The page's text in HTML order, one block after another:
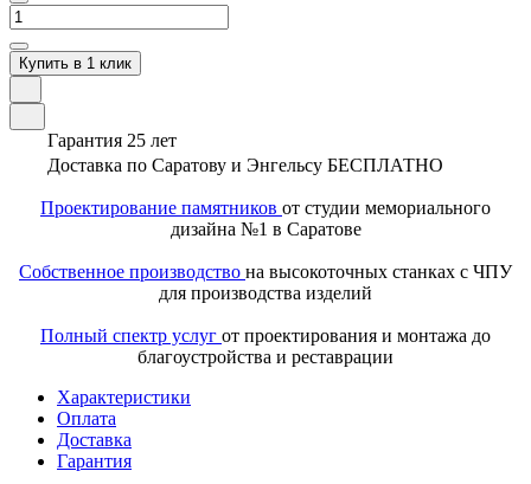
Купить в 1 клик
Гарантия 25 лет
Доставка по Саратову и Энгельсу БЕСПЛАТНО
Проектирование памятников от студии мемориального
дизайна №1 в Саратове
Собственное производство на высокоточных станках с ЧПУ
для производства изделий
Полный спектр услуг от проектирования и монтажа до
благоустройства и реставрации
Характеристики
Оплата
Доставка
Гарантия